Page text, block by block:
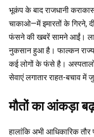
भूकंप के बाद राजधानी
चाकाओ—में इमारतों के गिरने,
फंसने की खबरें सामने आईं। ला
नुकसान हुआ है। फाल्कन
कई लोगों के फंसे है।
सेवाएं लगातार राहत-बचाव में
मौतों का आंकड़ा
हालांकि अभी आधिकारिक